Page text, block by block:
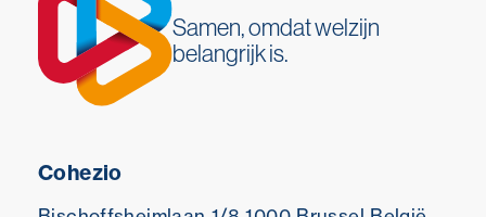
Samen, omdat welzijn
belangrijk is.
Cohezio